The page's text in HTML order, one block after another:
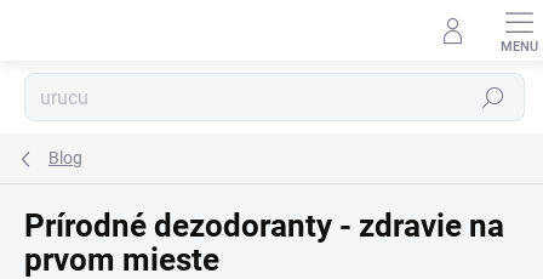
Hľadať
Blog
Prírodné dezodoranty - zdravie na
prvom mieste